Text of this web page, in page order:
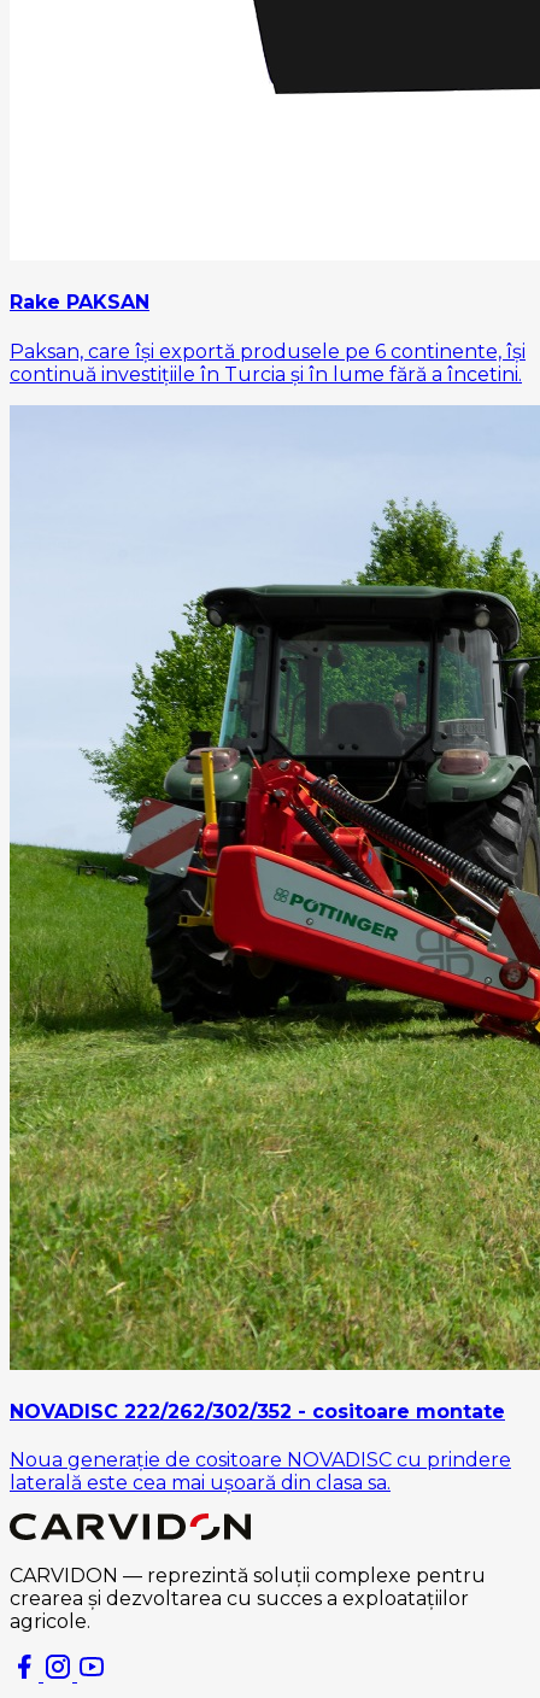
Rake PAKSAN
Paksan, care își exportă produsele pe 6 continente, își
continuă investițiile în Turcia și în lume fără a încetini.
NOVADISC 222/262/302/352 - cositoare montate
Noua generație de cositoare NOVADISC cu prindere
laterală este cea mai ușoară din clasa sa.
CARVIDON — reprezintă soluții complexe pentru
crearea și dezvoltarea cu succes a exploatațiilor
agricole.